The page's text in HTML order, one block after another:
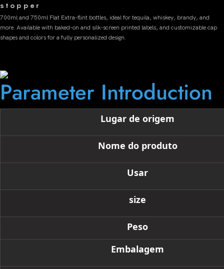
stopper
700ml and 750ml Flat Extra-flint bottles, ideal for tequila, whiskey, brandy, and
more. Available with baked-on and silk-screen printed labels, and customizable cap
shapes and colors for a fully personalized design.
Parameter Introduction
Lugar de origem
Nome do produto
Usar
size
Peso
Embalagem